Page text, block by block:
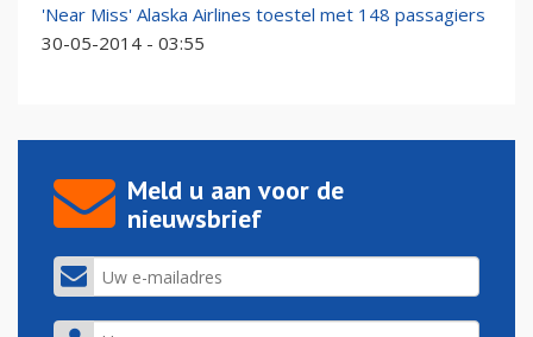
'Near Miss' Alaska Airlines toestel met 148 passagiers
30-05-2014 - 03:55
Meld u aan voor de
nieuwsbrief